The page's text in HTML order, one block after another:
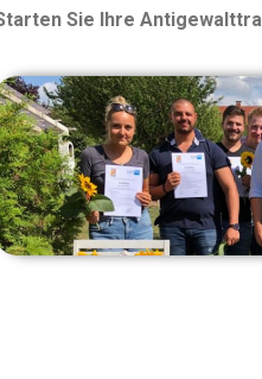
Sie Ihre